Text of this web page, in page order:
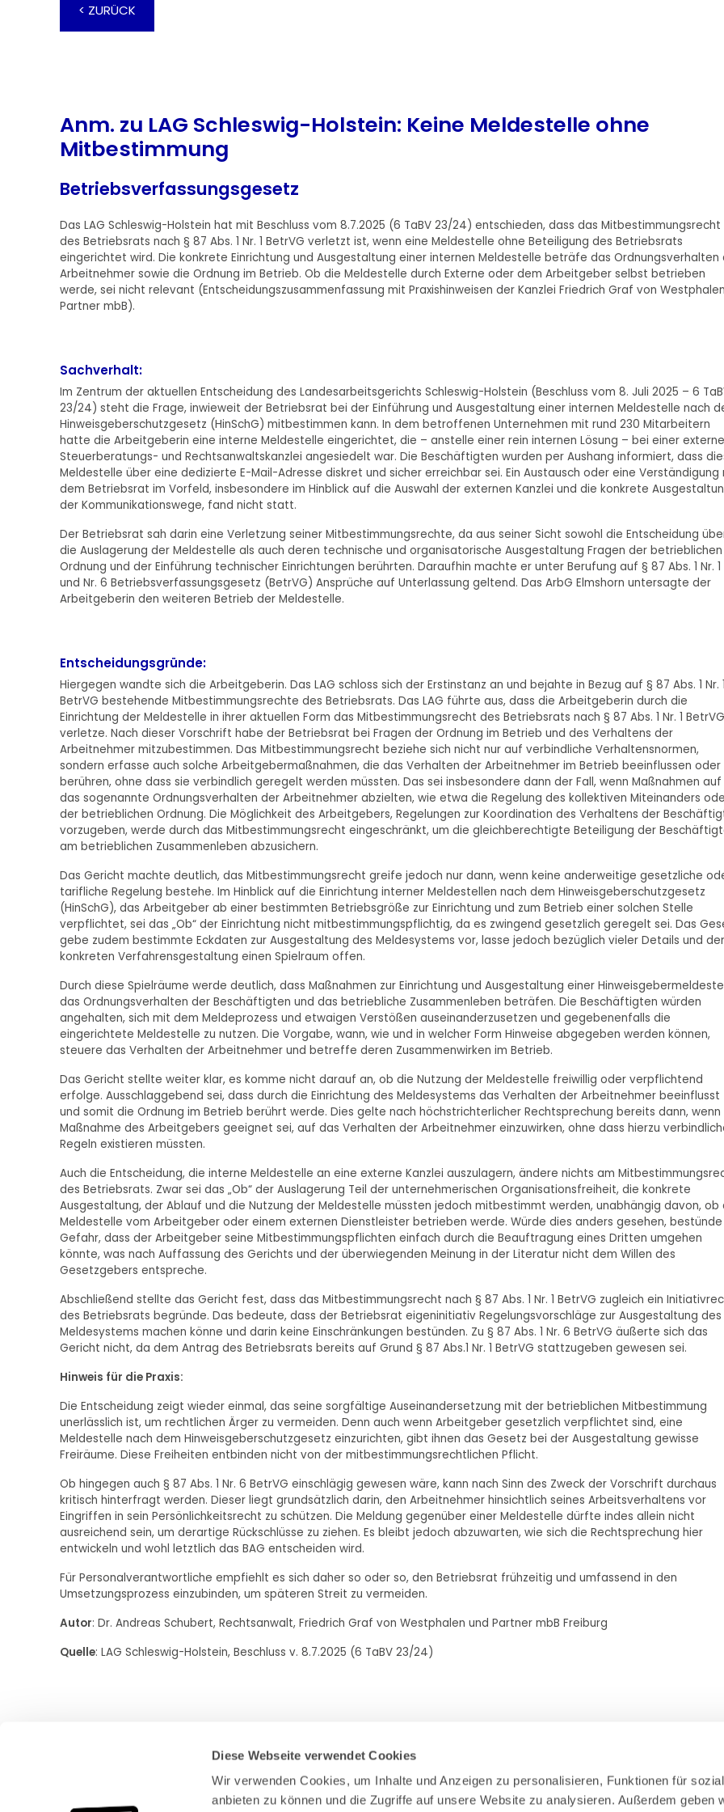
Diese Webseite verwendet Cookies
Wir verwenden Cookies, um Inhalte und Anzeigen zu personalisieren, Funktionen für
anbieten zu können und die Zugriffe auf unsere Website zu analysieren. Außerdem geben
< ZURÜCK
Anm. zu LAG Schleswig-Holstein: Keine Meldestelle ohne
Mitbestimmung
Betriebsverfassungsgesetz
Das LAG Schleswig-Holstein hat mit Beschluss vom 8.7.2025 (6 TaBV 23/24) entschieden, dass das Mitbestimmungsrecht
des Betriebsrats nach § 87 Abs. 1 Nr. 1 BetrVG verletzt ist, wenn eine Meldestelle ohne Beteiligung des Betriebsrats
eingerichtet wird. Die konkrete Einrichtung und Ausgestaltung einer internen Meldestelle beträfe das Ordnungsverhalten
Arbeitnehmer sowie die Ordnung im Betrieb. Ob die Meldestelle durch Externe oder dem Arbeitgeber selbst betrieben
werde, sei nicht relevant (Entscheidungszusammenfassung mit Praxishinweisen der Kanzlei Friedrich Graf von
Partner mbB).
Sachverhalt:
Im Zentrum der aktuellen Entscheidung des Landesarbeitsgerichts Schleswig-Holstein (Beschluss vom 8. Juli 2025 – 6
23/24) steht die Frage, inwieweit der Betriebsrat bei der Einführung und Ausgestaltung einer internen Meldestelle nach
Hinweisgeberschutzgesetz (HinSchG) mitbestimmen kann. In dem betroffenen Unternehmen mit rund 230 Mitarbeitern
hatte die Arbeitgeberin eine interne Meldestelle eingerichtet, die – anstelle einer rein internen Lösung – bei einer
Steuerberatungs- und Rechtsanwaltskanzlei angesiedelt war. Die Beschäftigten wurden per Aushang informiert, dass
Meldestelle über eine dedizierte E-Mail-Adresse diskret und sicher erreichbar sei. Ein Austausch oder eine Verständigung
dem Betriebsrat im Vorfeld, insbesondere im Hinblick auf die Auswahl der externen Kanzlei und die konkrete
der Kommunikationswege, fand nicht statt.
Der Betriebsrat sah darin eine Verletzung seiner Mitbestimmungsrechte, da aus seiner Sicht sowohl die Entscheidung
die Auslagerung der Meldestelle als auch deren technische und organisatorische Ausgestaltung Fragen der betrieblichen
Ordnung und der Einführung technischer Einrichtungen berührten. Daraufhin machte er unter Berufung auf § 87 Abs. 1 Nr. 1
und Nr. 6 Betriebsverfassungsgesetz (BetrVG) Ansprüche auf Unterlassung geltend. Das ArbG Elmshorn untersagte der
Arbeitgeberin den weiteren Betrieb der Meldestelle.
Entscheidungsgründe:
Hiergegen wandte sich die Arbeitgeberin. Das LAG schloss sich der Erstinstanz an und bejahte in Bezug auf § 87 Abs. 1 Nr. 1
BetrVG bestehende Mitbestimmungsrechte des Betriebsrats. Das LAG führte aus, dass die Arbeitgeberin durch die
Einrichtung der Meldestelle in ihrer aktuellen Form das Mitbestimmungsrecht des Betriebsrats nach § 87 Abs. 1 Nr. 1 BetrVG
verletze. Nach dieser Vorschrift habe der Betriebsrat bei Fragen der Ordnung im Betrieb und des Verhaltens der
Arbeitnehmer mitzubestimmen. Das Mitbestimmungsrecht beziehe sich nicht nur auf verbindliche Verhaltensnormen,
sondern erfasse auch solche Arbeitgebermaßnahmen, die das Verhalten der Arbeitnehmer im Betrieb beeinflussen oder
berühren, ohne dass sie verbindlich geregelt werden müssten. Das sei insbesondere dann der Fall, wenn Maßnahmen auf
das sogenannte Ordnungsverhalten der Arbeitnehmer abzielten, wie etwa die Regelung des kollektiven Miteinanders
der betrieblichen Ordnung. Die Möglichkeit des Arbeitgebers, Regelungen zur Koordination des Verhaltens der
vorzugeben, werde durch das Mitbestimmungsrecht eingeschränkt, um die gleichberechtigte Beteiligung der
am betrieblichen Zusammenleben abzusichern.
Das Gericht machte deutlich, das Mitbestimmungsrecht greife jedoch nur dann, wenn keine anderweitige gesetzliche
tarifliche Regelung bestehe. Im Hinblick auf die Einrichtung interner Meldestellen nach dem Hinweisgeberschutzgesetz
(HinSchG), das Arbeitgeber ab einer bestimmten Betriebsgröße zur Einrichtung und zum Betrieb einer solchen Stelle
verpflichtet, sei das „Ob“ der Einrichtung nicht mitbestimmungspflichtig, da es zwingend gesetzlich geregelt sei. Das
gebe zudem bestimmte Eckdaten zur Ausgestaltung des Meldesystems vor, lasse jedoch bezüglich vieler Details und der
konkreten Verfahrensgestaltung einen Spielraum offen.
Durch diese Spielräume werde deutlich, dass Maßnahmen zur Einrichtung und Ausgestaltung einer
das Ordnungsverhalten der Beschäftigten und das betriebliche Zusammenleben beträfen. Die Beschäftigten würden
angehalten, sich mit dem Meldeprozess und etwaigen Verstößen auseinanderzusetzen und gegebenenfalls die
eingerichtete Meldestelle zu nutzen. Die Vorgabe, wann, wie und in welcher Form Hinweise abgegeben werden können,
steuere das Verhalten der Arbeitnehmer und betreffe deren Zusammenwirken im Betrieb.
Das Gericht stellte weiter klar, es komme nicht darauf an, ob die Nutzung der Meldestelle freiwillig oder verpflichtend
erfolge. Ausschlaggebend sei, dass durch die Einrichtung des Meldesystems das Verhalten der Arbeitnehmer beeinflusst
und somit die Ordnung im Betrieb berührt werde. Dies gelte nach höchstrichterlicher Rechtsprechung bereits dann, wenn
Maßnahme des Arbeitgebers geeignet sei, auf das Verhalten der Arbeitnehmer einzuwirken, ohne dass hierzu
Regeln existieren müssten.
Auch die Entscheidung, die interne Meldestelle an eine externe Kanzlei auszulagern, ändere nichts am
des Betriebsrats. Zwar sei das „Ob“ der Auslagerung Teil der unternehmerischen Organisationsfreiheit, die konkrete
Ausgestaltung, der Ablauf und die Nutzung der Meldestelle müssten jedoch mitbestimmt werden, unabhängig davon, ob
Meldestelle vom Arbeitgeber oder einem externen Dienstleister betrieben werde. Würde dies anders gesehen,
Gefahr, dass der Arbeitgeber seine Mitbestimmungspflichten einfach durch die Beauftragung eines Dritten umgehen
könnte, was nach Auffassung des Gerichts und der überwiegenden Meinung in der Literatur nicht dem Willen des
Gesetzgebers entspreche.
Abschließend stellte das Gericht fest, dass das Mitbestimmungsrecht nach § 87 Abs. 1 Nr. 1 BetrVG zugleich ein
des Betriebsrats begründe. Das bedeute, dass der Betriebsrat eigeninitiativ Regelungsvorschläge zur Ausgestaltung des
Meldesystems machen könne und darin keine Einschränkungen bestünden. Zu § 87 Abs. 1 Nr. 6 BetrVG äußerte sich das
Gericht nicht, da dem Antrag des Betriebsrats bereits auf Grund § 87 Abs.1 Nr. 1 BetrVG stattzugeben gewesen sei.
Hinweis für die Praxis:
Die Entscheidung zeigt wieder einmal, das seine sorgfältige Auseinandersetzung mit der betrieblichen Mitbestimmung
unerlässlich ist, um rechtlichen Ärger zu vermeiden. Denn auch wenn Arbeitgeber gesetzlich verpflichtet sind, eine
Meldestelle nach dem Hinweisgeberschutzgesetz einzurichten, gibt ihnen das Gesetz bei der Ausgestaltung gewisse
Freiräume. Diese Freiheiten entbinden nicht von der mitbestimmungsrechtlichen Pflicht.
Ob hingegen auch § 87 Abs. 1 Nr. 6 BetrVG einschlägig gewesen wäre, kann nach Sinn des Zweck der Vorschrift durchaus
kritisch hinterfragt werden. Dieser liegt grundsätzlich darin, den Arbeitnehmer hinsichtlich seines Arbeitsverhaltens vor
Eingriffen in sein Persönlichkeitsrecht zu schützen. Die Meldung gegenüber einer Meldestelle dürfte indes allein nicht
ausreichend sein, um derartige Rückschlüsse zu ziehen. Es bleibt jedoch abzuwarten, wie sich die Rechtsprechung hier
entwickeln und wohl letztlich das BAG entscheiden wird.
Für Personalverantwortliche empfiehlt es sich daher so oder so, den Betriebsrat frühzeitig und umfassend in den
Umsetzungsprozess einzubinden, um späteren Streit zu vermeiden.
Autor: Dr. Andreas Schubert, Rechtsanwalt, Friedrich Graf von Westphalen und Partner mbB Freiburg
Quelle: LAG Schleswig-Holstein, Beschluss v. 8.7.2025 (6 TaBV 23/24)